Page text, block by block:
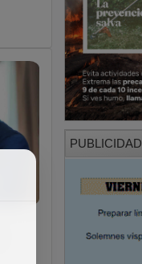
PUBLICIDAD